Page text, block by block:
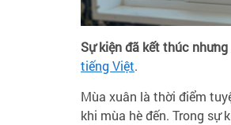
Sự kiện đã kết thúc
tiếng Việt.
Mùa xuân là thời điểm
khi mùa hè đến. Trong sự